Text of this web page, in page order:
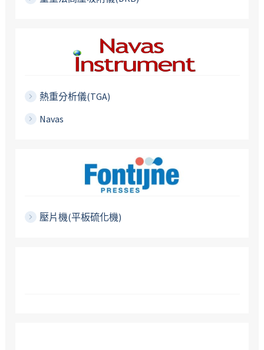
熱重分析儀(TGA)
Navas
壓片機(平板硫化機)